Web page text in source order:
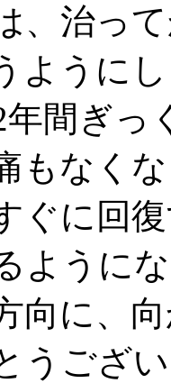
、治っ
ように
間ぎっ
もなく
ぐに回
ように
向に、
うござ